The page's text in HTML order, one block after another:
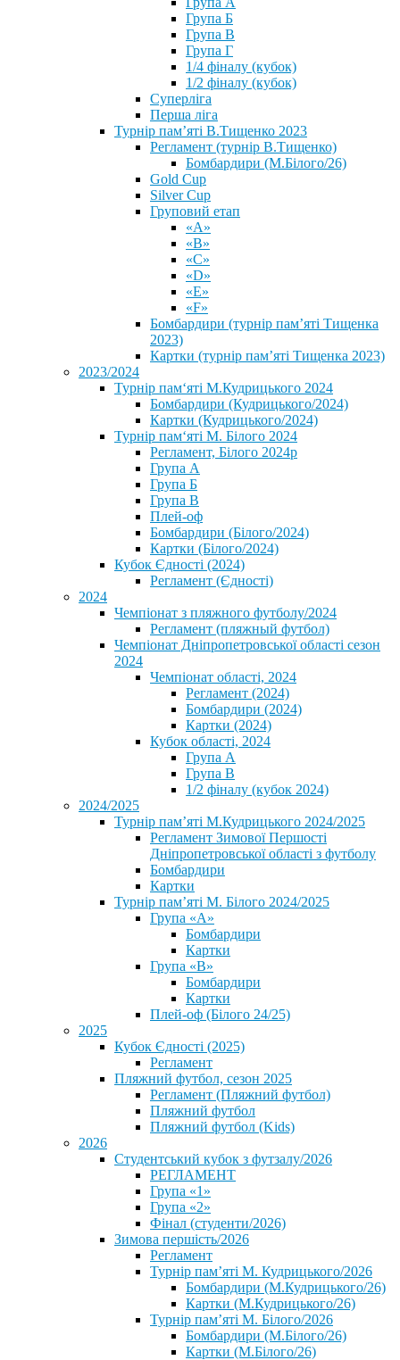
Група Б
Група В
Група Г
1/4 фіналу (кубок)
1/2 фіналу (кубок)
Суперліга
Перша ліга
Турнір пам’яті В.Тищенко 2023
Регламент (турнір В.Тищенко)
Бомбардири (М.Білого/26)
Gold Cup
Silver Cup
Груповий етап
«А»
«В»
«С»
«D»
«Е»
«F»
Бомбардири (турнір пам’яті Тищенка
2023)
Картки (турнір пам’яті Тищенка 2023)
2023/2024
⁨Турнір пам‘яті М.Кудрицького 2024
Бомбардири (Кудрицького/2024)
Картки (Кудрицького/2024)
⁨Турнір пам‘яті М. Білого 2024⁩
Регламент, Білого 2024р
Група А
Група Б
Група В
Плей-оф
Бомбардири (Білого/2024)
Картки (Білого/2024)
Кубок Єдності (2024)
Регламент (Єдності)
2024
Чемпіонат з пляжного футболу/2024
Регламент (пляжный футбол)
Чемпіонат Дніпропетровської області сезон
2024
Чемпіонат області, 2024
Регламент (2024)
Бомбардири (2024)
Картки (2024)
Кубок області, 2024
Група А
Група В
1/2 фіналу (кубок 2024)
2024/2025
Турнір пам’яті М.Кудрицького 2024/2025
Регламент Зимової Першості
Дніпропетровської області з футболу
Бомбардири
Картки
Турнір пам’яті М. Білого 2024/2025
Група «А»
Бомбардири
Картки
Група «В»
Бомбардири
Картки
Плей-оф (Білого 24/25)
2025
Кубок Єдності (2025)
Регламент
Пляжний футбол, сезон 2025
Регламент (Пляжний футбол)
Пляжний футбол
Пляжний футбол (Kids)
2026
Студентський кубок з футзалу/2026
РЕГЛАМЕНТ
Група «1»
Група «2»
Фінал (студенти/2026)
⁨Зимова першість/2026⁩
Регламент
Турнір пам’яті М. Кудрицького/2026
Бомбардири (М.Кудрицького/26)
Картки (М.Кудрицького/26)
Турнір пам’яті М. Білого/2026
Бомбардири (М.Білого/26)
Картки (М.Білого/26)